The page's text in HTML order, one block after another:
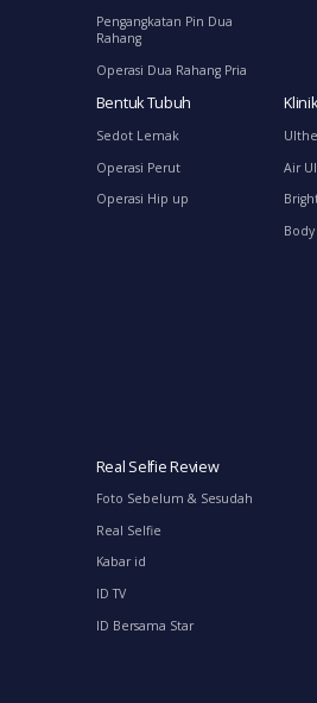
Pengangkatan Pin Dua
Rahang
Operasi Dua Rahang Pria
Bentuk Tubuh
Sedot Lemak
Operasi Perut
Operasi Hip up
Air
Real Selfie Review
Foto Sebelum & Sesudah
Real Selfie
Kabar id
ID TV
ID Bersama Star